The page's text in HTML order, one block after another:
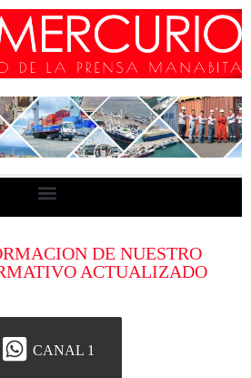
DE NUESTRO
ACTUALIZADO
CANAL 1